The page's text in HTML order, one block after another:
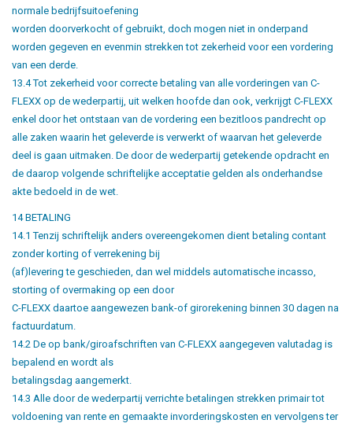
normale bedrijfsuitoefening
worden doorverkocht of gebruikt, doch mogen niet in onderpand
worden gegeven en evenmin strekken tot zekerheid voor een vordering
van een derde.
13.4 Tot zekerheid voor correcte betaling van alle vorderingen van C-
FLEXX op de wederpartij, uit welken hoofde dan ook, verkrijgt C-FLEXX
enkel door het ontstaan van de vordering een bezitloos pandrecht op
alle zaken waarin het geleverde is verwerkt of waarvan het geleverde
deel is gaan uitmaken. De door de wederpartij getekende opdracht en
de daarop volgende schriftelijke acceptatie gelden als onderhandse
akte bedoeld in de wet.
14 BETALING
14.1 Tenzij schriftelijk anders overeengekomen dient betaling contant
zonder korting of verrekening bij
(af)levering te geschieden, dan wel middels automatische incasso,
storting of overmaking op een door
C-FLEXX daartoe aangewezen bank-of girorekening binnen 30 dagen na
factuurdatum.
14.2 De op bank/giroafschriften van C-FLEXX aangegeven valutadag is
bepalend en wordt als
betalingsdag aangemerkt.
14.3 Alle door de wederpartij verrichte betalingen strekken primair tot
voldoening van rente en gemaakte invorderingskosten en vervolgens ter